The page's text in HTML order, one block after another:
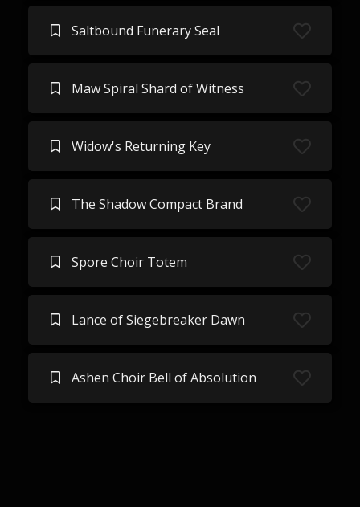
Saltbound Funerary Seal
Maw Spiral Shard of Witness
Widow's Returning Key
The Shadow Compact Brand
Spore Choir Totem
Lance of Siegebreaker Dawn
Ashen Choir Bell of Absolution